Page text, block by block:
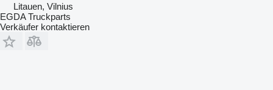
Litauen, Vilnius
EGDA Truckparts
Verkäufer kontaktieren